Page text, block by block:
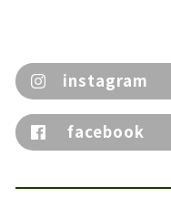
instagram
facebook